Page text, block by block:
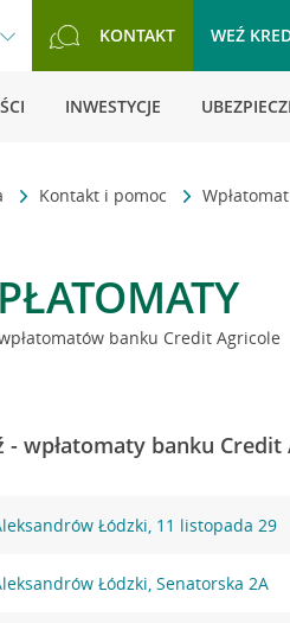
KONTAKT WEŹ
INWESTYCJE
Kontakt i pomoc Wpłatomat
banku Credit Agricole
- wpłatomaty banku Credit
Łódzki, 11 listopada 29
Łódzki, Senatorska 2A